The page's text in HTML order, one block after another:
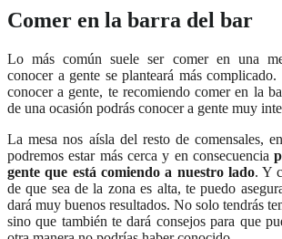
Comer en la barra del bar
Lo más común suele ser comer en una
conocer a gente se planteará más
conocer a gente, te recomiendo comer en la
de una ocasión podrás conocer a gente muy
La mesa nos aísla del resto de comensales,
podremos estar más cerca y en consecuencia
gente que está comiendo a nuestro lado. Y
de que sea de la zona es alta, te puedo
dará muy buenos resultados. No solo tendrás
sino que también te dará consejos para que